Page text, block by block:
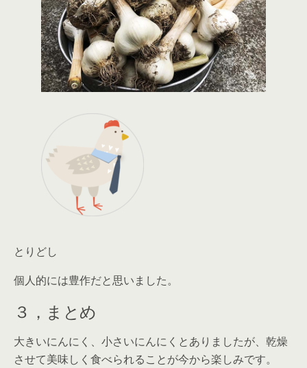
とりどし
個人的には豊作だと思いました。
３，まとめ
大きいにんにく、小さいにんにくとありましたが、乾燥
させて美味しく食べられることが今から楽しみです。